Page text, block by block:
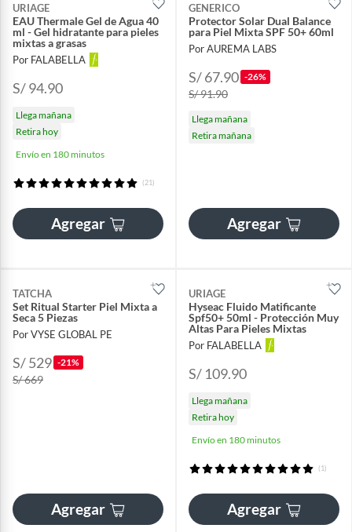
URIAGE
EAU Thermale Gel de Agua 40
ml - Gel hidratante para pieles
mixtas a grasas
Por FALABELLA
S/ 94.90
Llega mañana
Retira hoy
Envío en 180 minutos
(21)
Agregar
GENERICO
Protector Solar Dual Balance
para Piel Mixta SPF 50+ 60ml
Por AUREMA LABS
S/ 67.90 -26%
S/ 91.90
Llega mañana
Retira mañana
Agregar
TATCHA
Set Ritual Starter Piel Mixta a
Seca 5 Piezas
Por VYSE GLOBAL PE
S/ 529 -21%
S/ 669
Agregar
URIAGE
Hyseac Fluido Matificante
Spf50+ 50ml - Protección Muy
Altas Para Pieles Mixtas
Por FALABELLA
S/ 109.90
Llega mañana
Retira hoy
Envío en 180 minutos
(1)
Agregar